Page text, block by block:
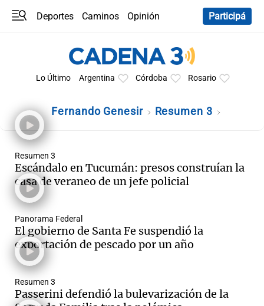
Deportes Caminos
Opinión
Participá
Lo Último Argentina Córdoba Rosario
Fernando Genesir Resumen 3
Resumen 3
Escándalo en Tucumán: presos construían la
casa de veraneo de un jefe policial
Panorama Federal
El gobierno de Santa Fe suspendió la
exportación de pescado por un año
Resumen 3
Passerini defendió la bulevarización de la